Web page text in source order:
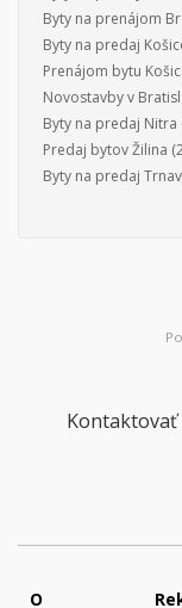
Byty na prenájom
Byty na predaj
Prenájom bytu
Novostavby v
Byty na predaj Nitra
Predaj bytov Žilina
Byty na predaj
Kontaktovať
O